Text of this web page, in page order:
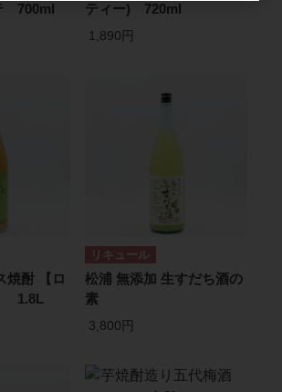
700ml
ティー) 720ml
1,890円
焼酎 【ロ
1.8L
リキュール
松浦 無添加 生すだち酒の
素
3,800円